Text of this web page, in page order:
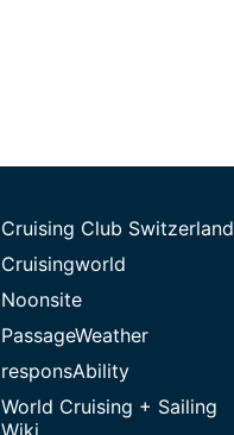
Cruising Club Switzerland
Cruisingworld
Noonsite
PassageWeather
responsAbility
World Cruising + Sailing
Wiki